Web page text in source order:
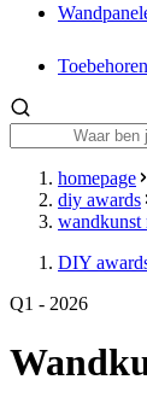
Toebehoren
homepage
diy awards
wandkunst
DIY
Q1 - 2026